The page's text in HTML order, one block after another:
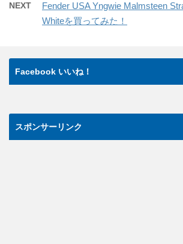
NEXT
Fender USA Yngwie Malmsteen
Whiteを買ってみた！
Facebook いいね！
スポンサーリンク